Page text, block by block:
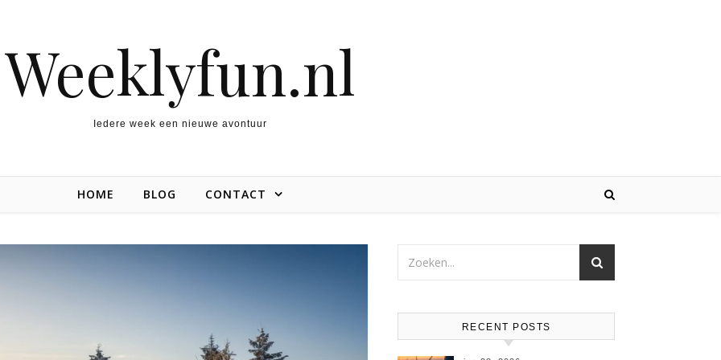
Weeklyfun.nl
Iedere week een nieuwe avontuur
HOME BLOG CONTACT
RECENT POSTS